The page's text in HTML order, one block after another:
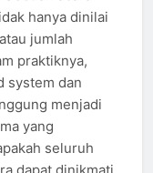
Sebuah acara
hanya dinilai
jumlah
praktiknya,
system dan
menjadi
yang
seluruh